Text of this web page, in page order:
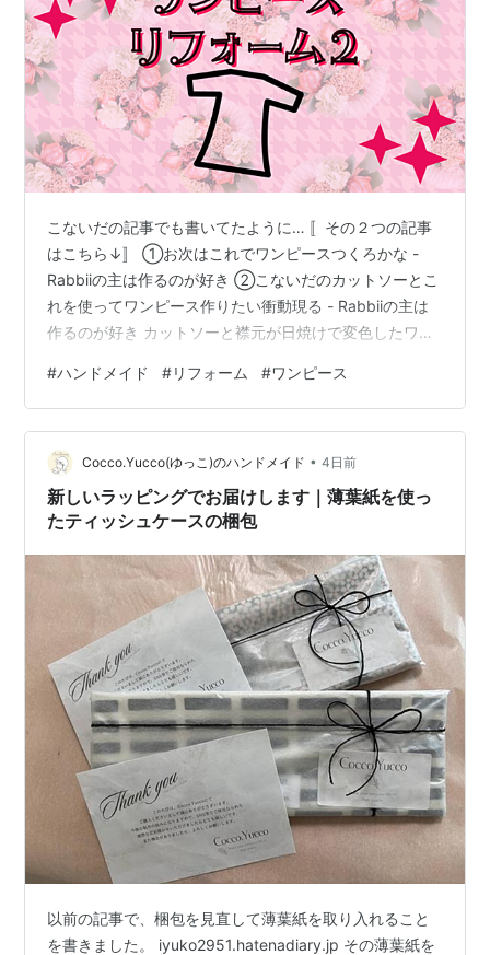
こないだの記事でも書いてたように… 〚その２つの記事
はこちら↓〛 ①お次はこれでワンピースつくろかな -
Rabbiiの主は作るのが好き ②こないだのカットソーとこ
れを使ってワンピース作りたい衝動現る - Rabbiiの主は
作るのが好き カットソーと襟元が日焼けで変色したワン
#ハンドメイド #リフォーム #ワンピース
Cocco.Yucco(ゆっこ)のハンドメイド • 4日前
新しいラッピングでお届けします｜薄葉紙を使っ
たティッシュケースの梱包
以前の記事で、梱包を見直して薄葉紙を取り入れること
を書きました。 iyuko2951.hatenadiary.jp その薄葉紙を